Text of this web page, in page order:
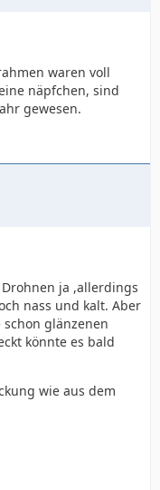
waren voll
näpfchen, sind
gewesen.
ja ,allerdings
nass und kalt. Aber
glänzenen
könnte es bald
wie aus dem